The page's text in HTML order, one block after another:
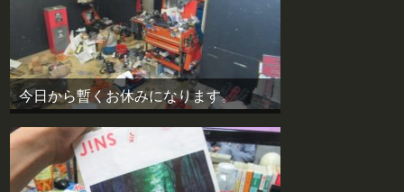
今日から暫くお休みになります。